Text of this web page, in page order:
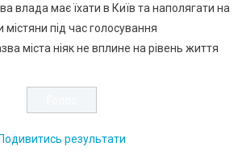
влада має їхати в Київ та наполягати на
містяни під час голосування
міста ніяк не вплине на рівень життя
Подивитись результати